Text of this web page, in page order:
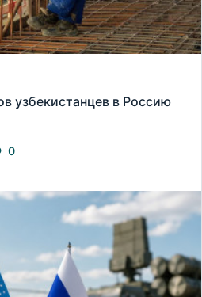
узбекистанцев в Россию
0